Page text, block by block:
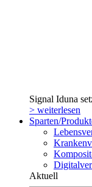
Signal Iduna
> weiterlesen
Sparten/
Aktuell